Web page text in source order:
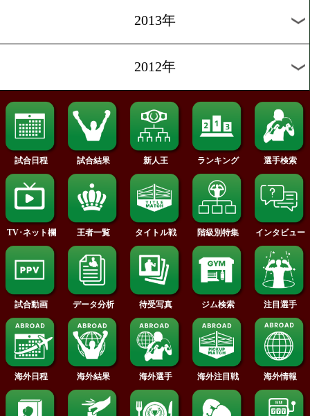
2019年
2018年
2017年
2016年
2015年
2014年
2013年